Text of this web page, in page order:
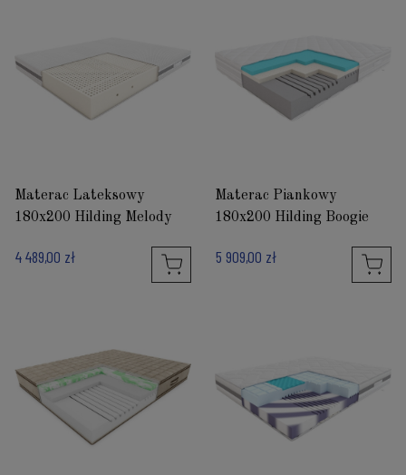
Materac Lateksowy
180x200 Hilding Melody
4 489,00 zł
Materac Piankowy
180x200 Hilding Boogie
5 909,00 zł